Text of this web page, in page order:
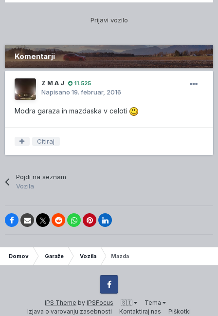
Prijavi vozilo
Komentarji
Z M A J 11.525
Napisano 19. februar, 2016
Modra garaza in mazdaska v celoti
Citiraj
Pojdi na seznam
Vozila
IP.Board Collections by DevFuse
Domov Garaže Vozila Mazda
IPS Theme by IPSFocus 🇸🇮
Tema
Izjava o varovanju zasebnosti
Kontaktiraj nas Piškotki
Facebook